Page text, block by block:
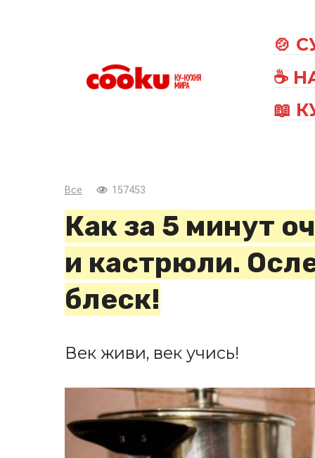
🍲
☕
📖
Все 157453
Как за 5 минут
и кастрюли.
блеск!
Век живи, век учись!